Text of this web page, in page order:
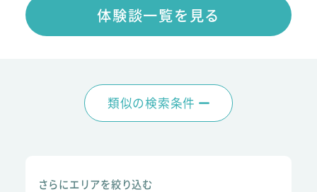
体験談一覧を見る
類似の検索条件
さらにエリアを絞り込む